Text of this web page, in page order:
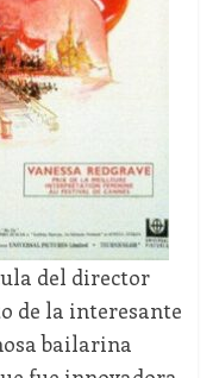
del director
de la interesante
bailarina